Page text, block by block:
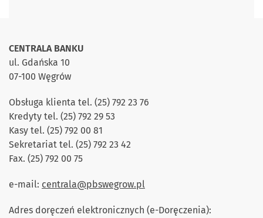
CENTRALA BANKU
ul. Gdańska 10
07-100 Węgrów
Obsługa klienta tel. (25) 792 23 76
Kredyty tel. (25) 792 29 53
Kasy tel. (25) 792 00 81
Sekretariat tel. (25) 792 23 42
Fax. (25) 792 00 75
e-mail: centrala@pbswegrow.pl
Adres doręczeń elektronicznych (e-Doręczenia):